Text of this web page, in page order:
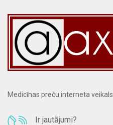
Medicīnas preču interneta veikals.
Ir jautājumi?